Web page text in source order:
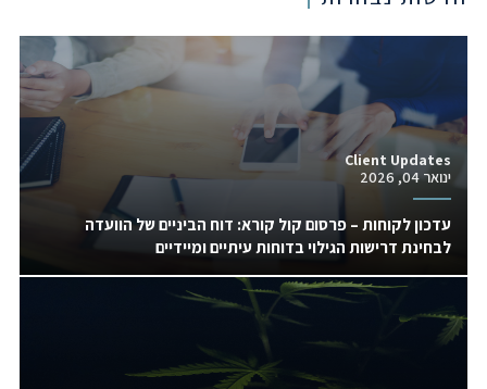
עדכון לקוחות – פרסום קול קורא: דוח הביניים של הוועדה
לבחינת דרישות הגילוי בדוחות עיתיים ומיידיים
Client Updates
ינואר 04, 2026